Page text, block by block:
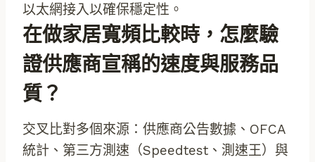
以太網接入以確保穩定性。
在做家居寬頻比較時，怎麼驗
證供應商宣稱的速度與服務品
質？
交叉比對多個來源：供應商公告數據、OFCA
統計、第三方測速（Speedtest、測速王）與